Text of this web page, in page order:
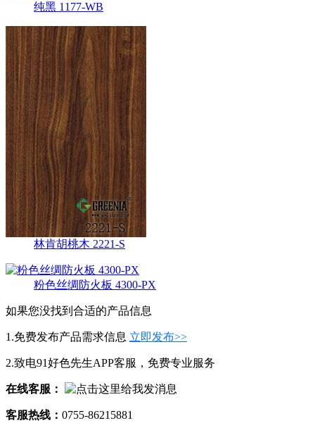
纯黑 1177-WB
林肯胡桃木 2221-S
粉色丝绸防火板 4300-PX
如果您没找到合适的产品信息
1.免费发布产品需求信息 立即发布>>
2.致电91好色先生APP客服，免费专业服务
在线客服：
客服热线： 0755-86215881